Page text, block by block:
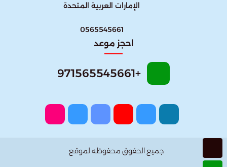
الإمارات العربية المتحدة​
0565545661
احجز موعد
+971565545661
جميع الحقوق محفوظه لموقع